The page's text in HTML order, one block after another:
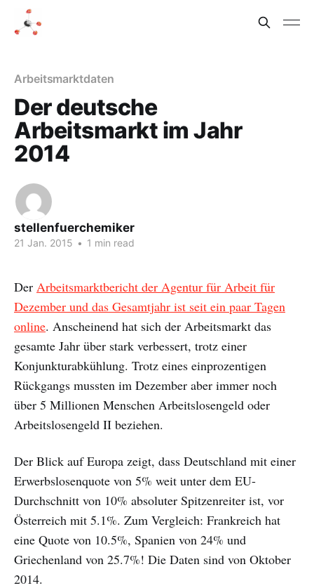
Arbeitsmarktdaten
Der deutsche
Arbeitsmarkt im Jahr
2014
stellenfuerchemiker
21 Jan. 2015 • 1 min read
Der Arbeitsmarktbericht der Agentur für Arbeit für
Dezember und das Gesamtjahr ist seit ein paar Tagen
online. Anscheinend hat sich der Arbeitsmarkt das
gesamte Jahr über stark verbessert, trotz einer
Konjunkturabkühlung. Trotz eines einprozentigen
Rückgangs mussten im Dezember aber immer noch
über 5 Millionen Menschen Arbeitslosengeld oder
Arbeitslosengeld II beziehen.
Der Blick auf Europa zeigt, dass Deutschland mit einer
Erwerbslosenquote von 5% weit unter dem EU-
Durchschnitt von 10% absoluter Spitzenreiter ist, vor
Österreich mit 5.1%. Zum Vergleich: Frankreich hat
eine Quote von 10.5%, Spanien von 24% und
Griechenland von 25.7%! Die Daten sind von Oktober
2014.